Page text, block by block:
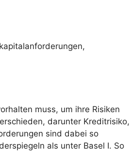
muss, um ihre Risiken
darunter Kreditrisiko,
sind dabei so
als unter Basel I. So